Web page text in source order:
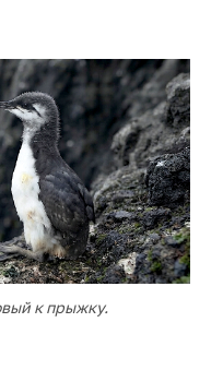
к прыжку.